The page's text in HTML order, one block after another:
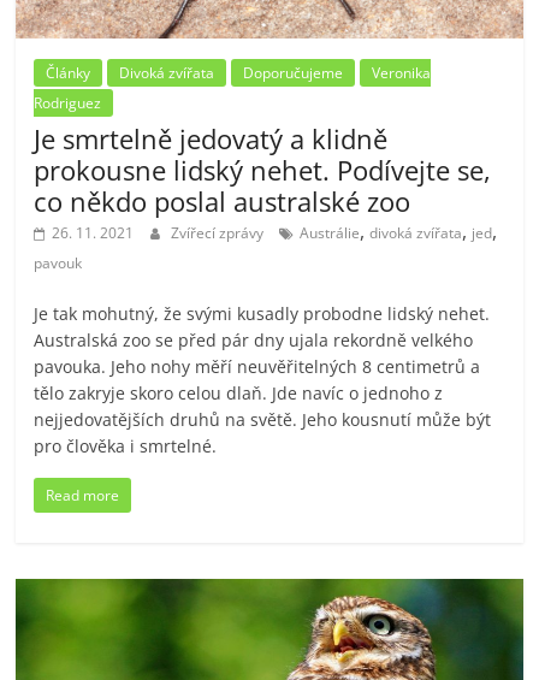
Články Divoká zvířata Doporučujeme
Veronika
Rodriguez
Je smrtelně jedovatý a klidně
prokousne lidský nehet. Podívejte se,
co někdo poslal australské zoo
26. 11. 2021 Zvířecí zprávy Austrálie,divoká zvířata, jed,
pavouk
Je tak mohutný, že svými kusadly probodne lidský nehet.
Australská zoo se před pár dny ujala rekordně velkého
pavouka. Jeho nohy měří neuvěřitelných 8 centimetrů a
tělo zakryje skoro celou dlaň. Jde navíc o jednoho z
nejjedovatějších druhů na světě. Jeho kousnutí může být
pro člověka i smrtelné.
Read more